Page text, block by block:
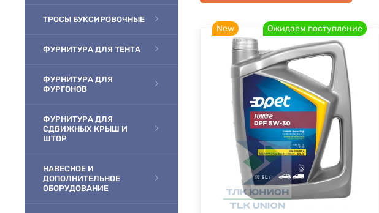
ТРОСЫ БУКСИРОВОЧНЫЕ
ФУРНИТУРА ДЛЯ ТЕНТА
ФУРНИТУРА ДЛЯ
ФУРГОНОВ
ФУРНИТУРА ДЛЯ
СДВИЖНЫХ КРЫШ И
ШТОР
НАВЕСНОЕ И
ДОПОЛНИТЕЛЬНОЕ
ОБОРУДОВАНИЕ
New Ожидаем поступление